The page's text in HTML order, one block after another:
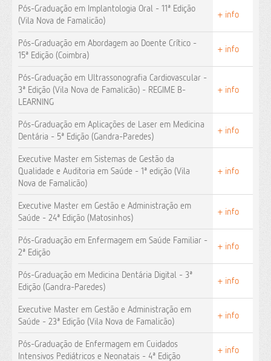
Pós-Graduação em Implantologia Oral - 11ª Edição
(Vila Nova de Famalicão)
+ info
Pós-Graduação em Abordagem ao Doente Crítico -
15ª Edição (Coimbra)
+ info
Pós-Graduação em Ultrassonografia Cardiovascular -
3ª Edição (Vila Nova de Famalicão) - REGIME B-
LEARNING
+ info
Pós-Graduação em Aplicações de Laser em Medicina
Dentária - 5ª Edição (Gandra-Paredes)
+ info
Executive Master em Sistemas de Gestão da
Qualidade e Auditoria em Saúde - 1ª edição (Vila
Nova de Famalicão)
+ info
Executive Master em Gestão e Administração em
Saúde - 24ª Edição (Matosinhos)
+ info
Pós-Graduação em Enfermagem em Saúde Familiar -
2ª Edição
+ info
Pós-Graduação em Medicina Dentária Digital - 3ª
Edição (Gandra-Paredes)
+ info
Executive Master em Gestão e Administração em
Saúde - 23ª Edição (Vila Nova de Famalicão)
+ info
Pós-Graduação de Enfermagem em Cuidados
Intensivos Pediátricos e Neonatais - 4ª Edição
+ info